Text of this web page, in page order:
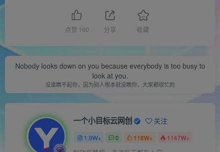
点赞 160 分享 收藏
Nobody looks down on you because everybody is too busy to
look at you.
没谁瞧不起你，因为别人根本就没瞧你，大家都很忙的
一个小目标云网创 关注
1.9W+ 0 118W+ 1147W+